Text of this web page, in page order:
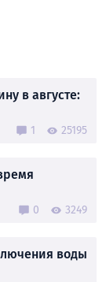
в августе:
1 25195
0 3249
воды